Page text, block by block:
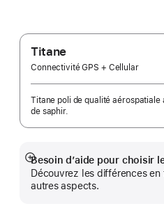
Titane
Connectivité GPS + Cellular
Titane poli de qualité aérospatiale
de saphir.
Besoin d’aide pour choisir
Découvrez les différences
autres aspects.
Afficher
plus